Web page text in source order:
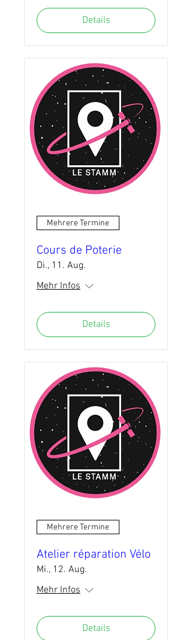
Details
Mehrere Termine
Cours de Poterie
Di., 11. Aug.
Mehr Infos
Details
Mehrere Termine
Atelier réparation Vélo
Mi., 12. Aug.
Mehr Infos
Details